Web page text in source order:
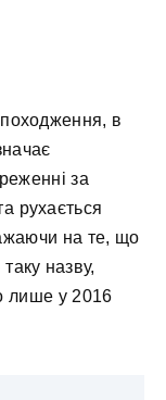
в
за
рухається
на те, що
назву,
лише у 2016